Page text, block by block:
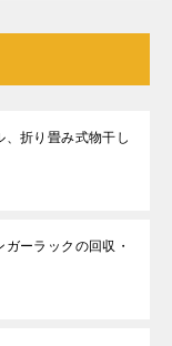
、折り畳み式物干し
ーラックの回収・